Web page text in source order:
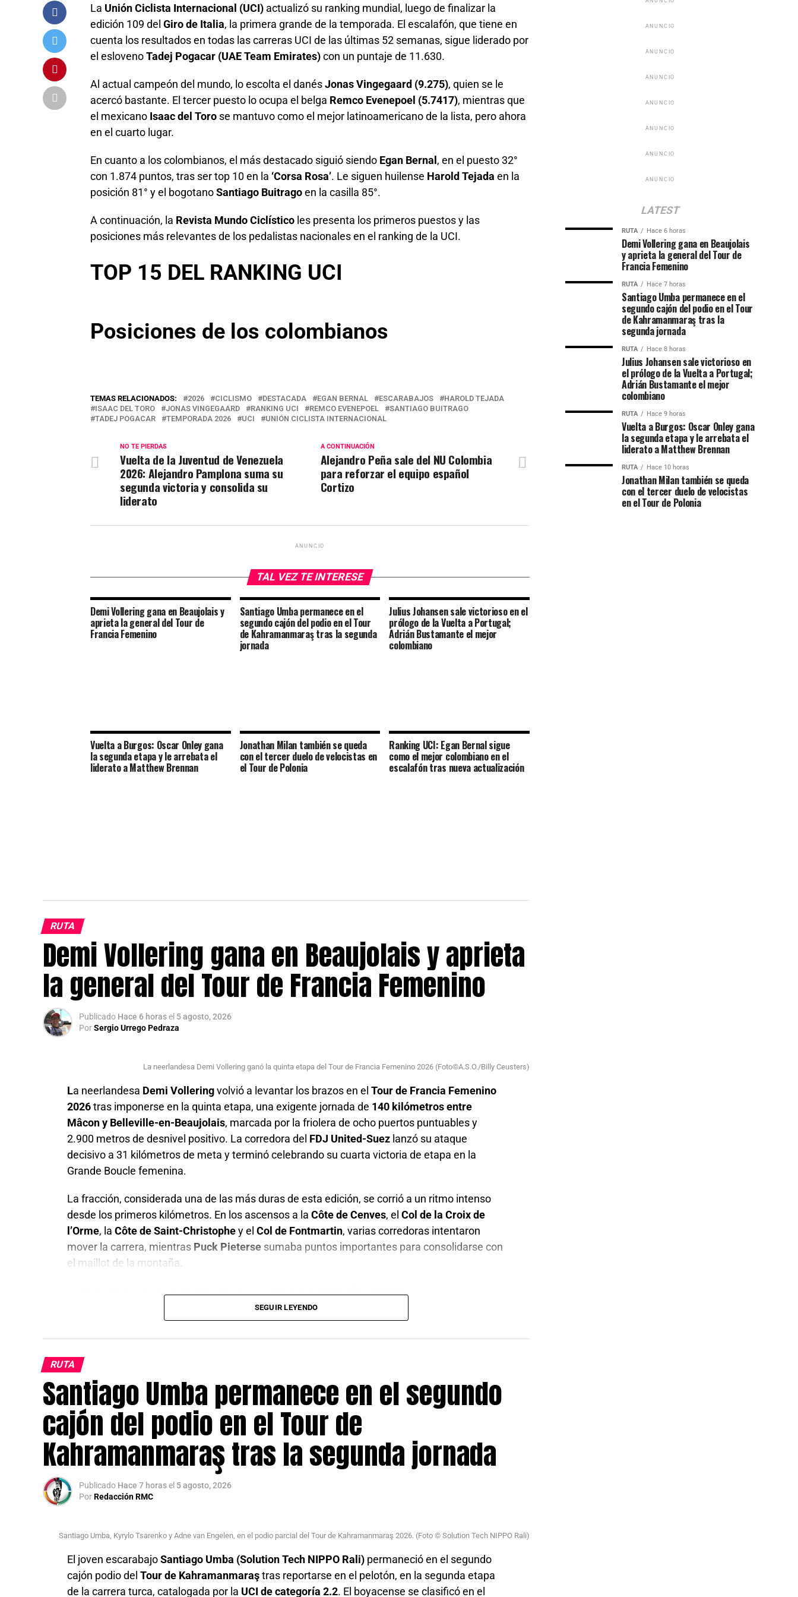
La Unión Ciclista Internacional (UCI) actualizó su ranking mundial, luego de finalizar la
edición 109 del Giro de Italia, la primera grande de la temporada. El escalafón, que tiene en
cuenta los resultados en todas las carreras UCI de las últimas 52 semanas, sigue liderado por
el esloveno Tadej Pogacar (UAE Team Emirates) con un puntaje de 11.630.
Al actual campeón del mundo, lo escolta el danés Jonas Vingegaard (9.275), quien se le
acercó bastante. El tercer puesto lo ocupa el belga Remco Evenepoel (5.7417), mientras que
el mexicano Isaac del Toro se mantuvo como el mejor latinoamericano de la lista, pero ahora
en el cuarto lugar.
En cuanto a los colombianos, el más destacado siguió siendo Egan Bernal , en el puesto 32°
con 1.874 puntos, tras ser top 10 en la ‘Corsa Rosa’. Le siguen huilense Harold Tejada en la
posición 81° y el bogotano Santiago Buitrago en la casilla 85°.
A continuación, la Revista Mundo Ciclístico les presenta los primeros puestos y las
posiciones más relevantes de los pedalistas nacionales en el ranking de la UCI.
TOP 15 DEL RANKING UCI
Posiciones de los colombianos
TEMAS RELACIONADOS: 2026 CICLISMO DESTACADA EGAN BERNAL ESCARABAJOS
HAROLD TEJADA
ISAAC DEL TORO
JONAS VINGEGAARD RANKING UCI REMCO EVENEPOEL
SANTIAGO BUITRAGO
TADEJ POGACAR
TEMPORADA 2026 UCI UNIÓN CICLISTA INTERNACIONAL
A CONTINUACIÓN
Alejandro Peña sale del NU Colombia
para reforzar el equipo español
Cortizo
NO TE PIERDAS
Vuelta de la Juventud de Venezuela
2026: Alejandro Pamplona suma su
segunda victoria y consolida su
liderato
ANUNCIO
TAL VEZ TE INTERESE
Demi Vollering gana en Beaujolais y
aprieta la general del Tour de
Francia Femenino
Santiago Umba permanece en el
segundo cajón del podio en el Tour
de Kahramanmaraş tras la segunda
jornada
Julius Johansen sale victorioso en el
prólogo de la Vuelta a Portugal;
Adrián Bustamante el mejor
colombiano
Vuelta a Burgos: Oscar Onley gana
la segunda etapa y le arrebata el
liderato a Matthew Brennan
Jonathan Milan también se queda
con el tercer duelo de velocistas en
el Tour de Polonia
Ranking UCI: Egan Bernal sigue
como el mejor colombiano en el
escalafón tras nueva actualización
RUTA
Demi Vollering gana en Beaujolais y aprieta
la general del Tour de Francia Femenino
Publicado Hace 6 horasel 5 agosto, 2026
PorSergio Urrego Pedraza
La neerlandesa Demi Vollering ganó la quinta etapa del Tour de Francia Femenino 2026 (Foto©A.S.O./Billy Ceusters)
La neerlandesa Demi Vollering volvió a levantar los brazos en el Tour de Francia Femenino
2026 tras imponerse en la quinta etapa, una exigente jornada de 140 kilómetros entre
Mâcon y Belleville-en-Beaujolais, marcada por la friolera de ocho puertos puntuables y
2.900 metros de desnivel positivo. La corredora del FDJ United-Suez lanzó su ataque
decisivo a 31 kilómetros de meta y terminó celebrando su cuarta victoria de etapa en la
Grande Boucle femenina.
La fracción, considerada una de las más duras de esta edición, se corrió a un ritmo intenso
desde los primeros kilómetros. En los ascensos a la Côte de Cenves, el Col de la Croix de
l’Orme, la Côte de Saint-Christophe y el Col de Fontmartin, varias corredoras intentaron
mover la carrera, mientras Puck Pieterse sumaba puntos importantes para consolidarse con
el maillot de la montaña.
Juliette Berthet
Amanda Spratt,Niamh Fisher-Black,Puck PieterseyNoemi Rüegg
tener una ventaja cercana a los dos minutos, lo que puso momentáneamente a Niedermaier
como líder virtual de la clasificación general.
SEGUIR LEYENDO
RUTA
Santiago Umba permanece en el segundo
cajón del podio en el Tour de
Kahramanmaraş tras la segunda jornada
Publicado Hace 7 horasel 5 agosto, 2026
PorRedacción RMC
Santiago Umba, Kyrylo Tsarenko y Adne van Engelen, en el podio parcial del Tour de Kahramanmaraş 2026. (Foto © Solution Tech NIPPO Rali)
El joven escarabajo Santiago Umba (Solution Tech NIPPO Rali) permaneció en el segundo
cajón podio del Tour de Kahramanmaraş tras reportarse en el pelotón, en la segunda etapa
de la carrera turca, catalogada por la UCI de categoría 2.2. El boyacense se clasificó en el
ANUNCIO
ANUNCIO
ANUNCIO
ANUNCIO
ANUNCIO
ANUNCIO
ANUNCIO
LATEST
RUTA Hace 6 horas
Demi Vollering gana en Beaujolais
y aprieta la general del Tour de
Francia Femenino
RUTA Hace 7 horas
Santiago Umba permanece en el
segundo cajón del podio en el Tour
de Kahramanmaraş tras la
segunda jornada
RUTA Hace 8 horas
Julius Johansen sale victorioso en
el prólogo de la Vuelta a Portugal;
Adrián Bustamante el mejor
colombiano
RUTA Hace 9 horas
Vuelta a Burgos: Oscar Onley gana
la segunda etapa y le arrebata el
liderato a Matthew Brennan
RUTA Hace 10 horas
Jonathan Milan también se queda
con el tercer duelo de velocistas
en el Tour de Polonia